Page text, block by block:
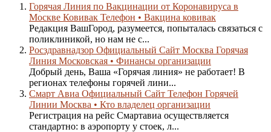
Горячая Линия по Вакцинации от Коронавируса в
Москве Ковивак Телефон • Вакцина ковивак
Редакция ВашГород, разумеется, попыталась связаться с
поликлиникой, но нам не с...
Росздравнадзор Официальный Сайт Москва Горячая
Линия Московская • Финансы организации
Добрый день, Ваша «Горячая линия» не работает! В
регионах телефоны горячей лини...
Смарт Авиа Официальный Сайт Телефон Горячей
Линии Москва • Кто владелец организации
Регистрация на рейс Смартавиа осуществляется
стандартно: в аэропорту у стоек, л...